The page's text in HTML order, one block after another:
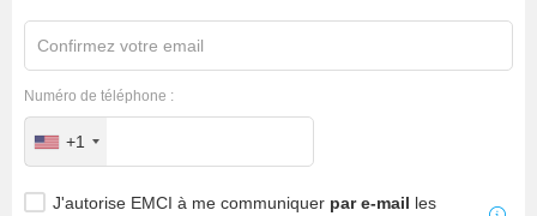
Confirmez votre email
Numéro de téléphone :
+1
J'autorise EMCI à me communiquer par e-mail les